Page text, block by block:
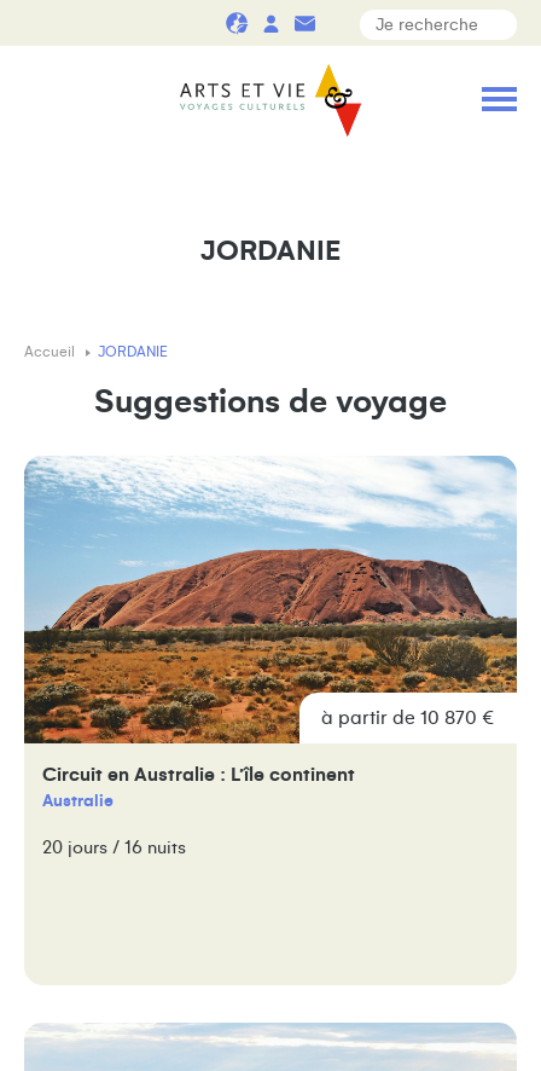
JORDANIE
Accueil JORDANIE
Suggestions de voyage
à partir de 10 870 €
Circuit en Australie : L’île continent
Australie
20 jours / 16 nuits